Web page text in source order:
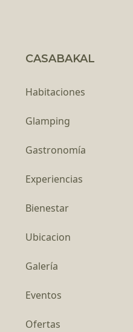
CASABAKAL
Habitaciones
Glamping
Gastronomía
Experiencias
Bienestar
Ubicacion
Galería
Eventos
Ofertas